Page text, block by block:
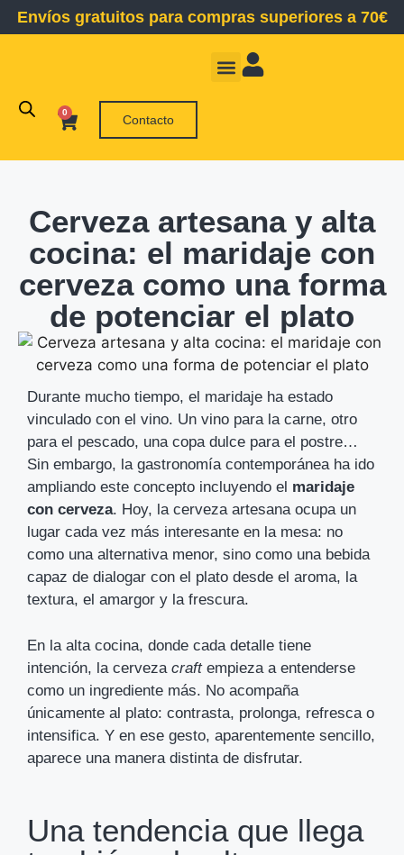
Envíos gratuitos para compras superiores a 70€
0
Contacto
Cerveza artesana y alta
cocina: el maridaje con
cerveza como una forma
de potenciar el plato
Durante mucho tiempo, el maridaje ha estado
vinculado con el vino. Un vino para la carne, otro
para el pescado, una copa dulce para el postre…
Sin embargo, la gastronomía contemporánea ha ido
ampliando este concepto incluyendo el maridaje
con cerveza. Hoy, la cerveza artesana ocupa un
lugar cada vez más interesante en la mesa: no
como una alternativa menor, sino como una bebida
capaz de dialogar con el plato desde el aroma, la
textura, el amargor y la frescura.
En la alta cocina, donde cada detalle tiene
intención, la cerveza craftempieza a entenderse
como un ingrediente más. No acompaña
únicamente al plato: contrasta, prolonga, refresca o
intensifica. Y en ese gesto, aparentemente sencillo,
aparece una manera distinta de disfrutar.
Una tendencia que llega